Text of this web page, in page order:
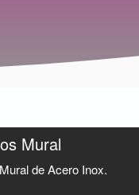
Mural
de Acero Inox.